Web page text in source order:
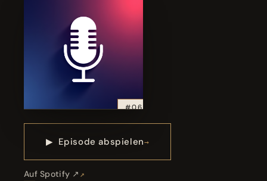
#06
▶ Episode abspielen
Auf Spotify ↗